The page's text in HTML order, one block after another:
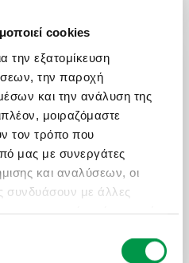
cookies
την εξατομίκευση
την παροχή
και την ανάλυση της
μοιραζόμαστε
τον τρόπο που
μας με συνεργάτες
και αναλύσεων, οι
συνδυάσουν με άλλες
παραχωρήσει ή τις οποίες
Όσλο, Μπέργκεν,
Ντράμεν. Διαμονή σε
& 4* με πρωινό μπουφέ
ΑΠΟ 2.100
Τελική τιμή ανά άτομο